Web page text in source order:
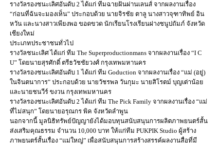
รางวัลรองชนะเลิศอันดับ 2 ได้แก่ ทีมฉายฝันผ่านเลนส์ จากผลงานเรื่อง
“ก่อนที่ฉันจะมองเห็น” ประกอบด้วย นายจิรชัย ตาลู นางสาวจุฑาทิพย์ อิน
หวัน และนางสาวเพียงพอ ขอดขวด นักเรียนโรงเรียนฝางชนูปถัมภ์ จังหวัด
เชียงใหม่
ประเภทประชาชนทั่วไป
รางวัลชนะเลิศ ได้แก่ ทีม The Superproductionmans จากผลงานเรื่อง “I C
U” โดยนายสุรศักดิ์ ตรีธวัชชัยวงศ์ กรุงเทพมหานคร
รางวัลรองชนะเลิศอันดับ 1 ได้แก่ ทีม Goduction จากผลงานเรื่อง “แม่ (อยู่)
ในจินตนาการ” ประกอบด้วย นายวัชรพล วันกุมะ นายสิโรตม์ บุญเต่าน้อย
และนายชนวีร์ ขงวน กรุงเทพมหานคร
รางวัลรองชนะเลิศอันดับ 2 ได้แก่ ทีม The Pick Family จากผลงานเรื่อง “แม่
ที่ไม่สนุก” โดยนายอรุณกร พิค จังหวัดลำพูน
นอกจากนี้ มูลนิธิทรัพย์ปัญญายังได้มอบทุนสนับสนุนการผลิตภาพยนตร์สั้น
ส่งเสริมคุณธรรม จำนวน 10,000 บาท ให้แก่ทีม PUKPIK Studio ผู้สร้าง
ภาพยนตร์สั้นเรื่อง “แม่ใหญ่” เพื่อสนับสนุนการสร้างสรรค์ผลงานสื่อที่มี